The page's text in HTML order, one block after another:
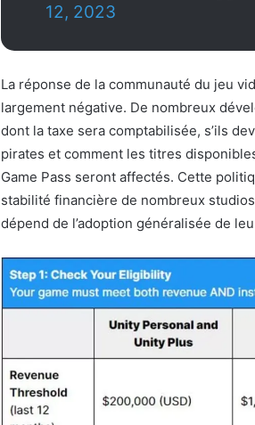
12, 2023
La réponse de la communauté du jeu
largement négative. De nombreux
dont la taxe sera comptabilisée, s’ils
pirates et comment les titres
Game Pass seront affectés. Cette
stabilité financière de nombreux
dépend de l’adoption généralisée de